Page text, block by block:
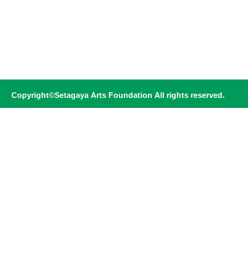
Copyright©Setagaya Arts Foundation All rights reserved.